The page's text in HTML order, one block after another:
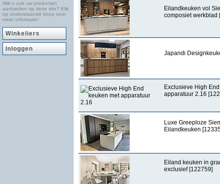
Wilt u ook uw producten
aanbieden op deze site? Klik
op onderstaande knop voor
meer informatie!
Winkeliers
Inloggen
Eilandkeuken vol
composiet werkblad
Japandi
Exclusieve High
apparatuur 2.16
Luxe Greeploze
Eilandkeuken
Eiland keuken in
exclusief [122759]